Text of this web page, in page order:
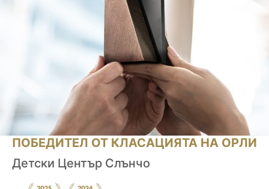
ПОБЕДИТЕЛ ОТ КЛАСАЦИЯТА НА ОРЛИ
Детски Център Слънчо